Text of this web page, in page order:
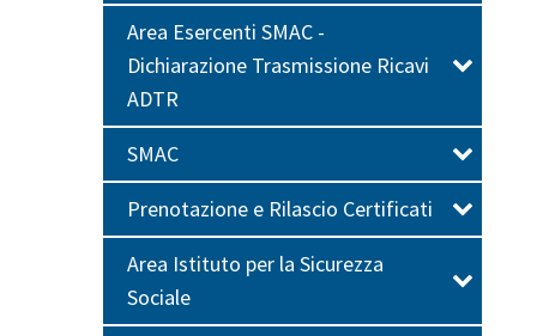
Area Esercenti SMAC -
Dichiarazione Trasmissione Ricavi
ADTR
SMAC
Prenotazione e Rilascio Certificati
Area Istituto per la Sicurezza
Sociale